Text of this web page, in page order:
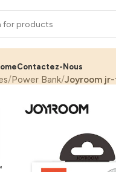
Contactez-Nous
Power Bank Joyroom jr-